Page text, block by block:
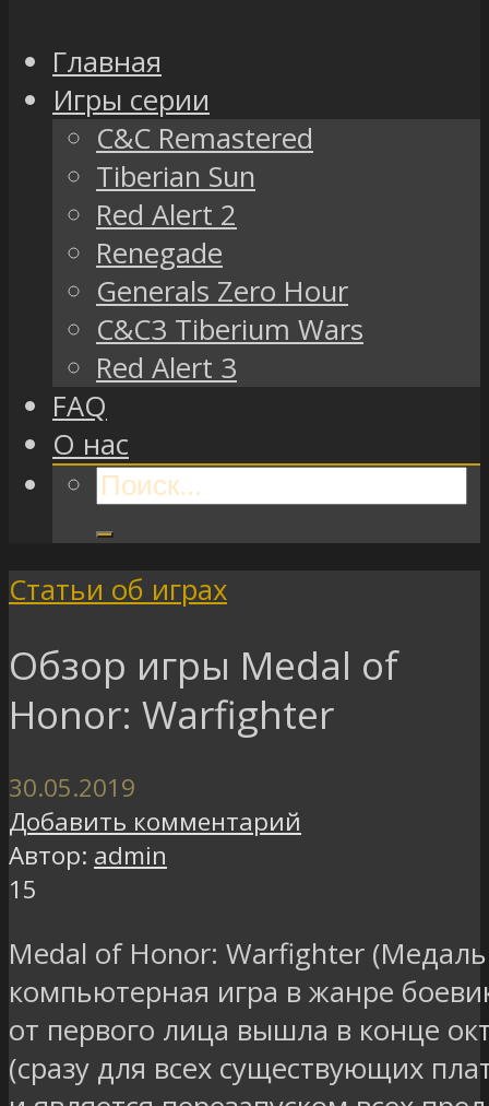
Главная
Игры серии
C&C Remastered
Tiberian Sun
Red Alert 2
Renegade
Generals Zero Hour
C&C3 Tiberium Wars
Red Alert 3
FAQ
О нас
Статьи об играх
Обзор игры Medal of
Honor: Warfighter
30.05.2019
Добавить комментарий
Автор: admin
15
Medal of Honor: Warfighter
компьютерная игра в жанре
от первого лица вышла в конце
(сразу для всех существующих